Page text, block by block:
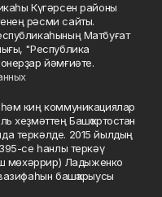
Күгәрсен районы
рәсми сайты.
Матбуғат
"Республика
йәмғиәте.
киң коммуникациялар
хеҙмәттең Башҡортостан
теркәлде. 2015 йылдың
се һанлы теркәү
мөхәррир) Ладыженко
башҡарыусы